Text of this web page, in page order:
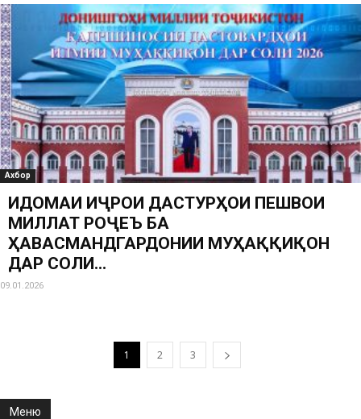
Ахбор
ИДОМАИ ИҶРОИ ДАСТУРҲОИ ПЕШВОИ
МИЛЛАТ РОҶЕЪ БА
ҲАВАСМАНДГАРДОНИИ МУҲАҚҚИҚОН
ДАР СОЛИ...
09.01.2026
1 2 3
Меню